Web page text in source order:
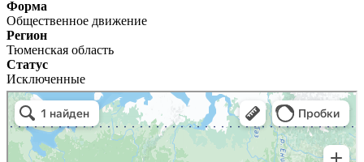
Форма
Общественное движение
Регион
Тюменская область
Статус
Исключенные